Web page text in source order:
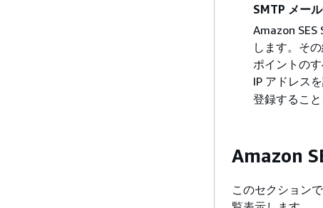
SMTP メー
Amazon
します。そ
ポイントの
IP アドレス
登録すること
Amazon
このセクション